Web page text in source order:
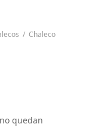
/ Chaleco
quedan